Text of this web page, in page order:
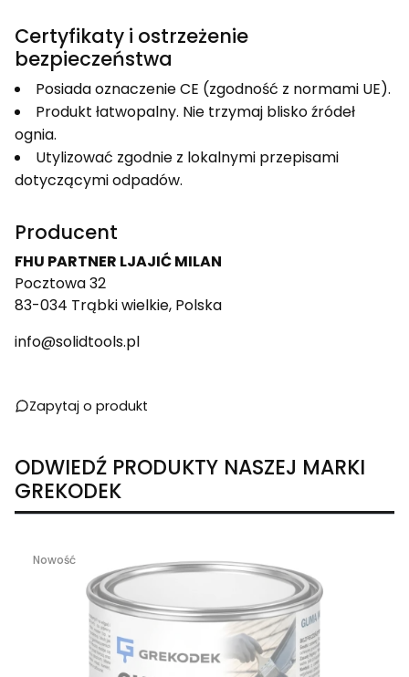
Certyfikaty i ostrzeżenie
bezpieczeństwa
Posiada oznaczenie CE (zgodność z normami UE).
Produkt łatwopalny. Nie trzymaj blisko źródeł
ognia.
Utylizować zgodnie z lokalnymi przepisami
dotyczącymi odpadów.
Producent
FHU PARTNER LJAJIĆ MILAN
Pocztowa 32
83-034 Trąbki wielkie, Polska
info@solidtools.pl
Zapytaj o produkt
ODWIEDŹ PRODUKTY NASZEJ MARKI
GREKODEK
Nowość